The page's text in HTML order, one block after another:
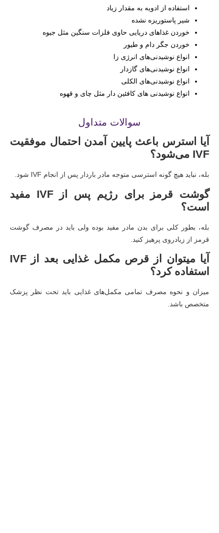
استفاده از ادویه به مقدار زیاد
شیر پاستوریزه نشده
خوردن غذاهای دریایی حاوی فلزات سنگین مثل جیوه
خوردن جگر دام و طیور
انواع نوشیدنی‌های انرژی زا
انواع نوشیدنی‌های گازدار
انواع نوشیدنی‌های الکلی
انواع نوشیدنی های کافئین دار مثل چای و قهوه
سوالات متداول
آیا استرس باعث پایین آمدن احتمال موفقیت
IVF می‌شود؟
بله، نباید هیچ گونه استرسی متوجه مادر باردار پس از انجام IVF شود.
گوشت قرمز برای رژیم پس از IVF مفید
است؟
بله، بطور کلی برای بدن مادر مفید بوده ولی باید در مصرف گوشت
قرمز از زیادروی پرهیز کنید.
آیا میتوان از قرص مکمل غذایی بعد از IVF
استفاده کرد؟
میزان و نحوه مصرف تمامی مکمل‌های غذایی باید تحت نظر پزشک
متخصص باشد.